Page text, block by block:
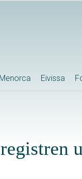
Menorca Eivissa